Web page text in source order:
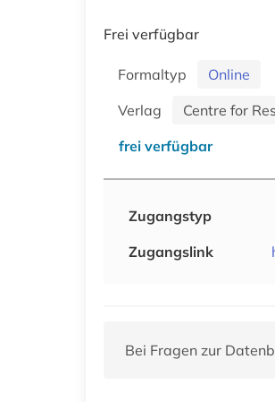
Frei verfügbar
Formaltyp
Online
Verlag
Centre for
frei verfügbar
Zugangstyp
Zugangslink
Bei Fragen zur